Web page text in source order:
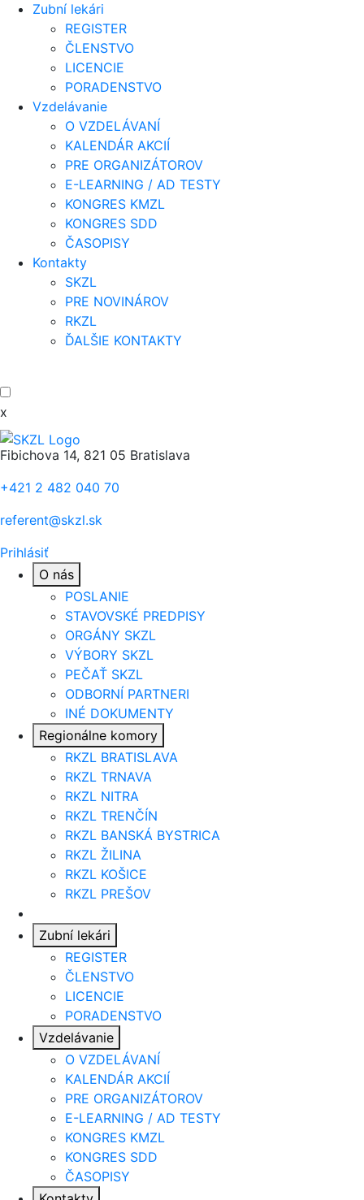
Zubní lekári
REGISTER
ČLENSTVO
LICENCIE
PORADENSTVO
Vzdelávanie
O VZDELÁVANÍ
KALENDÁR AKCIÍ
PRE ORGANIZÁTOROV
E-LEARNING / AD TESTY
KONGRES KMZL
KONGRES SDD
ČASOPISY
Kontakty
SKZL
PRE NOVINÁROV
RKZL
ĎALŠIE KONTAKTY
x
Fibichova 14, 821 05 Bratislava
+421 2 482 040 70
referent@skzl.sk
Prihlásiť
O nás
POSLANIE
STAVOVSKÉ PREDPISY
ORGÁNY SKZL
VÝBORY SKZL
PEČAŤ SKZL
ODBORNÍ PARTNERI
INÉ DOKUMENTY
Regionálne komory
RKZL BRATISLAVA
RKZL TRNAVA
RKZL NITRA
RKZL TRENČÍN
RKZL BANSKÁ BYSTRICA
RKZL ŽILINA
RKZL KOŠICE
RKZL PREŠOV
Zubní lekári
REGISTER
ČLENSTVO
LICENCIE
PORADENSTVO
Vzdelávanie
O VZDELÁVANÍ
KALENDÁR AKCIÍ
PRE ORGANIZÁTOROV
E-LEARNING / AD TESTY
KONGRES KMZL
KONGRES SDD
ČASOPISY